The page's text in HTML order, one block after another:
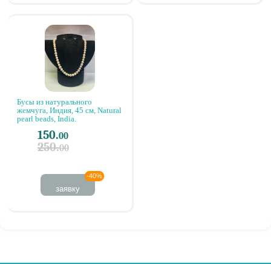
Бусы из натурального
жемчуга, Индия, 45 см, Natural
pearl beads, India.
150.00
250.00
-40%
заявку